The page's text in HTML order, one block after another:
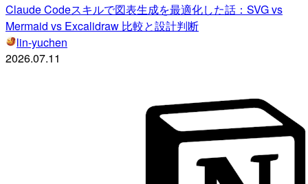
Claude Codeスキルで図表生成を最適化した話：SVG vs
Mermaid vs Excalidraw 比較と設計判断
lin-yuchen
2026.07.11